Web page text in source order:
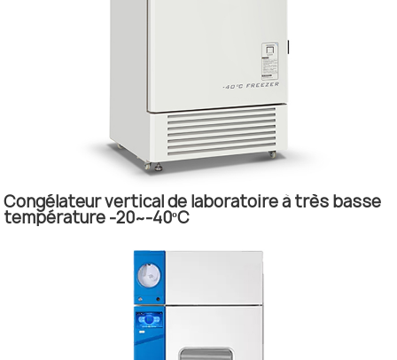
Congélateur vertical de laboratoire à très basse
température -20~-40ºC